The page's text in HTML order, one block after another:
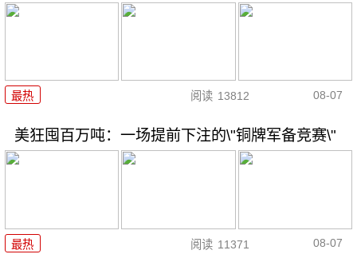
最热 阅读 13812 08-07
美狂囤百万吨：一场提前下注的\"铜牌军备竞赛\"
最热 阅读 11371 08-07